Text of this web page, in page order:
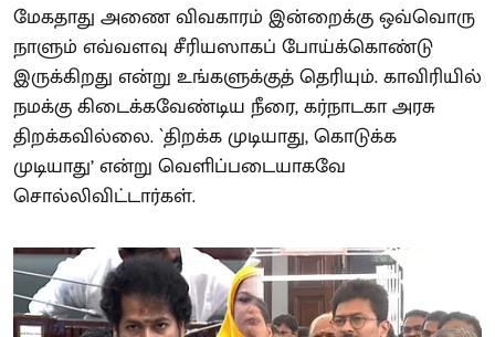
மேகதாது அணை விவகாரம் இன்றைக்கு ஒவ்வொரு
நாளும் எவ்வளவு சீரியஸாகப் போய்க்கொண்டு
இருக்கிறது என்று உங்களுக்குத் தெரியும். காவிரியில்
நமக்கு கிடைக்கவேண்டிய நீரை, கர்நாடகா அரசு
திறக்கவில்லை. `திறக்க முடியாது, கொடுக்க
முடியாது’ என்று வெளிப்படையாகவே
சொல்லிவிட்டார்கள்.